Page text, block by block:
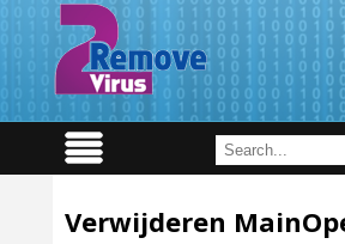
Verwijderen